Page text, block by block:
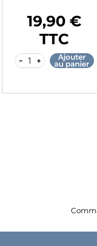
19,90 €
Ajouter
au panier